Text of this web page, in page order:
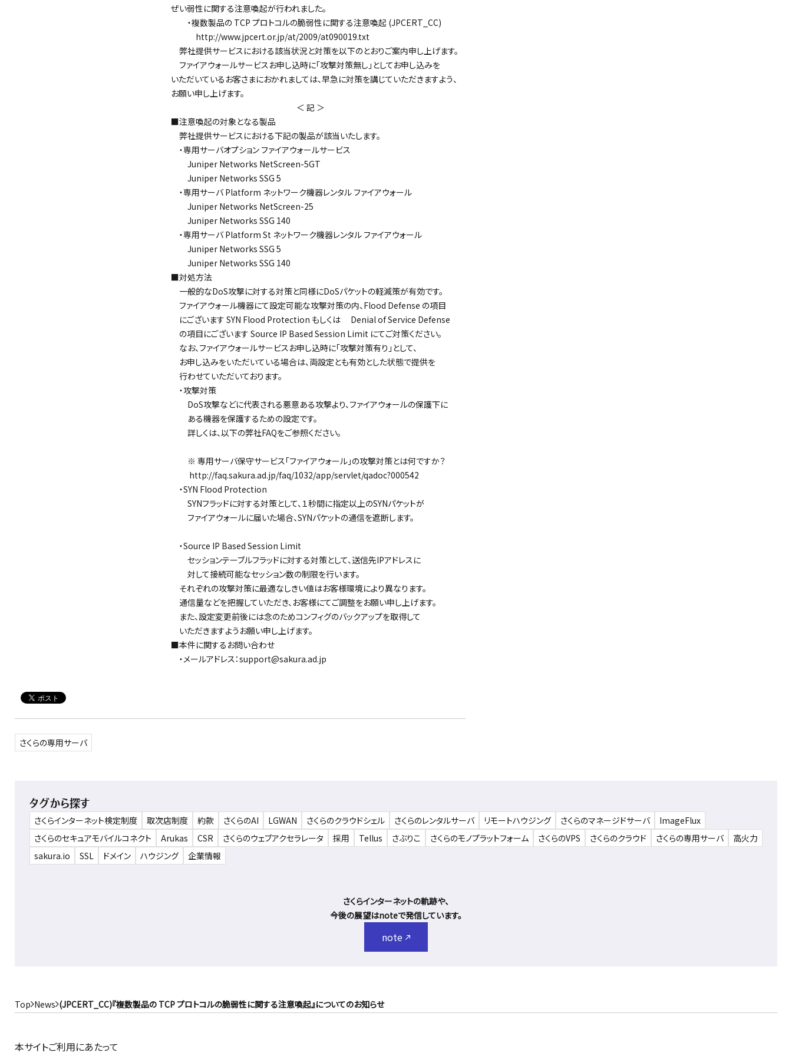
ぜい弱性に関する注意喚起が行われました。
・複数製品の TCP プロトコルの脆弱性に関する注意喚起 (JPCERT_CC)
http://www.jpcert.or.jp/at/2009/at090019.txt
弊社提供サービスにおける該当状況と対策を以下のとおりご案内申し上げます。
ファイアウォールサービスお申し込時に「攻撃対策無し」としてお申し込みを
いただいているお客さまにおかれましては、早急に対策を講じていただきますよう、
お願い申し上げます。
＜ 記 ＞
■注意喚起の対象となる製品
弊社提供サービスにおける下記の製品が該当いたします。
・専用サーバオプション ファイアウォールサービス
Juniper Networks NetScreen-5GT
Juniper Networks SSG 5
・専用サーバ Platform ネットワーク機器レンタル ファイアウォール
Juniper Networks NetScreen-25
Juniper Networks SSG 140
・専用サーバ Platform St ネットワーク機器レンタル ファイアウォール
Juniper Networks SSG 5
Juniper Networks SSG 140
■対処方法
一般的なDoS攻撃に対する対策と同様にDoSパケットの軽減策が有効です。
ファイアウォール機器にて設定可能な攻撃対策の内、Flood Defense の項目
にございます SYN Flood Protection もしくは Denial of Service Defense
の項目にございます Source IP Based Session Limit にてご対策ください。
なお、ファイアウォールサービスお申し込時に「攻撃対策有り」として、
お申し込みをいただいている場合は、両設定とも有効とした状態で提供を
行わせていただいております。
・攻撃対策
DoS攻撃などに代表される悪意ある攻撃より、ファイアウォールの保護下に
ある機器を保護するための設定です。
詳しくは、以下の弊社FAQをご参照ください。
※ 専用サーバ保守サービス「ファイアウォール」の攻撃対策とは何ですか？
http://faq.sakura.ad.jp/faq/1032/app/servlet/qadoc?000542
・SYN Flood Protection
SYNフラッドに対する対策として、１秒間に指定以上のSYNパケットが
ファイアウォールに届いた場合、SYNパケットの通信を遮断します。
・Source IP Based Session Limit
セッションテーブルフラッドに対する対策として、送信先IPアドレスに
対して接続可能なセッション数の制限を行います。
それぞれの攻撃対策に最適なしきい値はお客様環境により異なります。
通信量などを把握していただき、お客様にてご調整をお願い申し上げます。
また、設定変更前後には念のためコンフィグのバックアップを取得して
いただきますようお願い申し上げます。
■本件に関するお問い合わせ
・メールアドレス：support@sakura.ad.jp
さくらの専用サーバ
タグから探す
さくらインターネット検定制度 取次店制度 約款 さくらのAI LGWAN さくらのクラウドシェル さくらのレンタルサーバ リモートハウジング さくらのマネージドサーバ
ImageFlux
さくらのセキュアモバイルコネクト
Arukas CSR さくらのウェブアクセラレータ 採用 Tellus さぶりこ さくらのモノプラットフォーム さくらのVPS さくらのクラウド さくらの専用サーバ
高火力
sakura.io
SSL ドメイン ハウジング 企業情報
さくらインターネットの軌跡や、
今後の展望はnoteで発信しています。
note
Top News (JPCERT_CC)『複数製品の TCP プロトコルの脆弱性に関する注意喚起』についてのお知らせ
本サイトご利用にあたって